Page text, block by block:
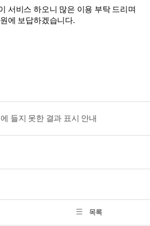
서비스 하오니 많은 이용 부탁 드리며
에 보답하겠습니다.
들지 못한 결과 표시 안내
목록